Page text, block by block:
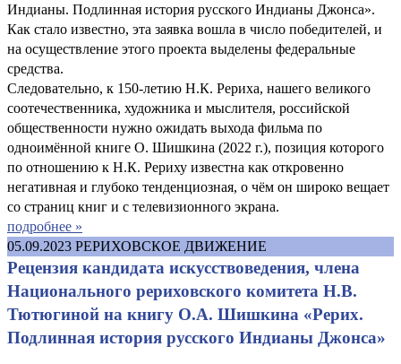
Индианы. Подлинная история русского Индианы Джонса».
Как стало известно, эта заявка вошла в число победителей, и
на осуществление этого проекта выделены федеральные
средства.
Следовательно, к 150-летию Н.К. Рериха, нашего великого
соотечественника, художника и мыслителя, российской
общественности нужно ожидать выхода фильма по
одноимённой книге О. Шишкина (2022 г.), позиция которого
по отношению к Н.К. Рериху известна как откровенно
негативная и глубоко тенденциозная, о чём он широко вещает
со страниц книг и с телевизионного экрана.
подробнее »
05.09.2023 РЕРИХОВСКОЕ ДВИЖЕНИЕ
Рецензия кандидата искусствоведения, члена
Национального рериховского комитета Н.В.
Тютюгиной на книгу О.А. Шишкина «Рерих.
Подлинная история русского Индианы Джонса»